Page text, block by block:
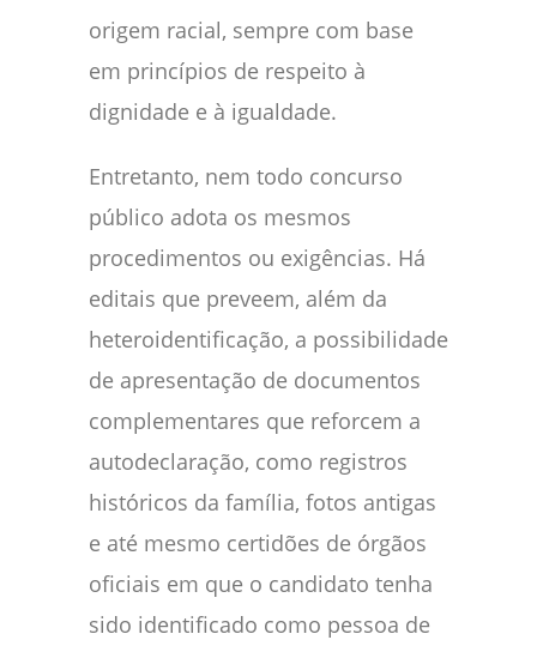
origem racial, sempre com base
em princípios de respeito à
dignidade e à igualdade.
Entretanto, nem todo concurso
público adota os mesmos
procedimentos ou exigências. Há
editais que preveem, além da
heteroidentificação, a possibilidade
de apresentação de documentos
complementares que reforcem a
autodeclaração, como registros
históricos da família, fotos antigas
e até mesmo certidões de órgãos
oficiais em que o candidato tenha
sido identificado como pessoa de